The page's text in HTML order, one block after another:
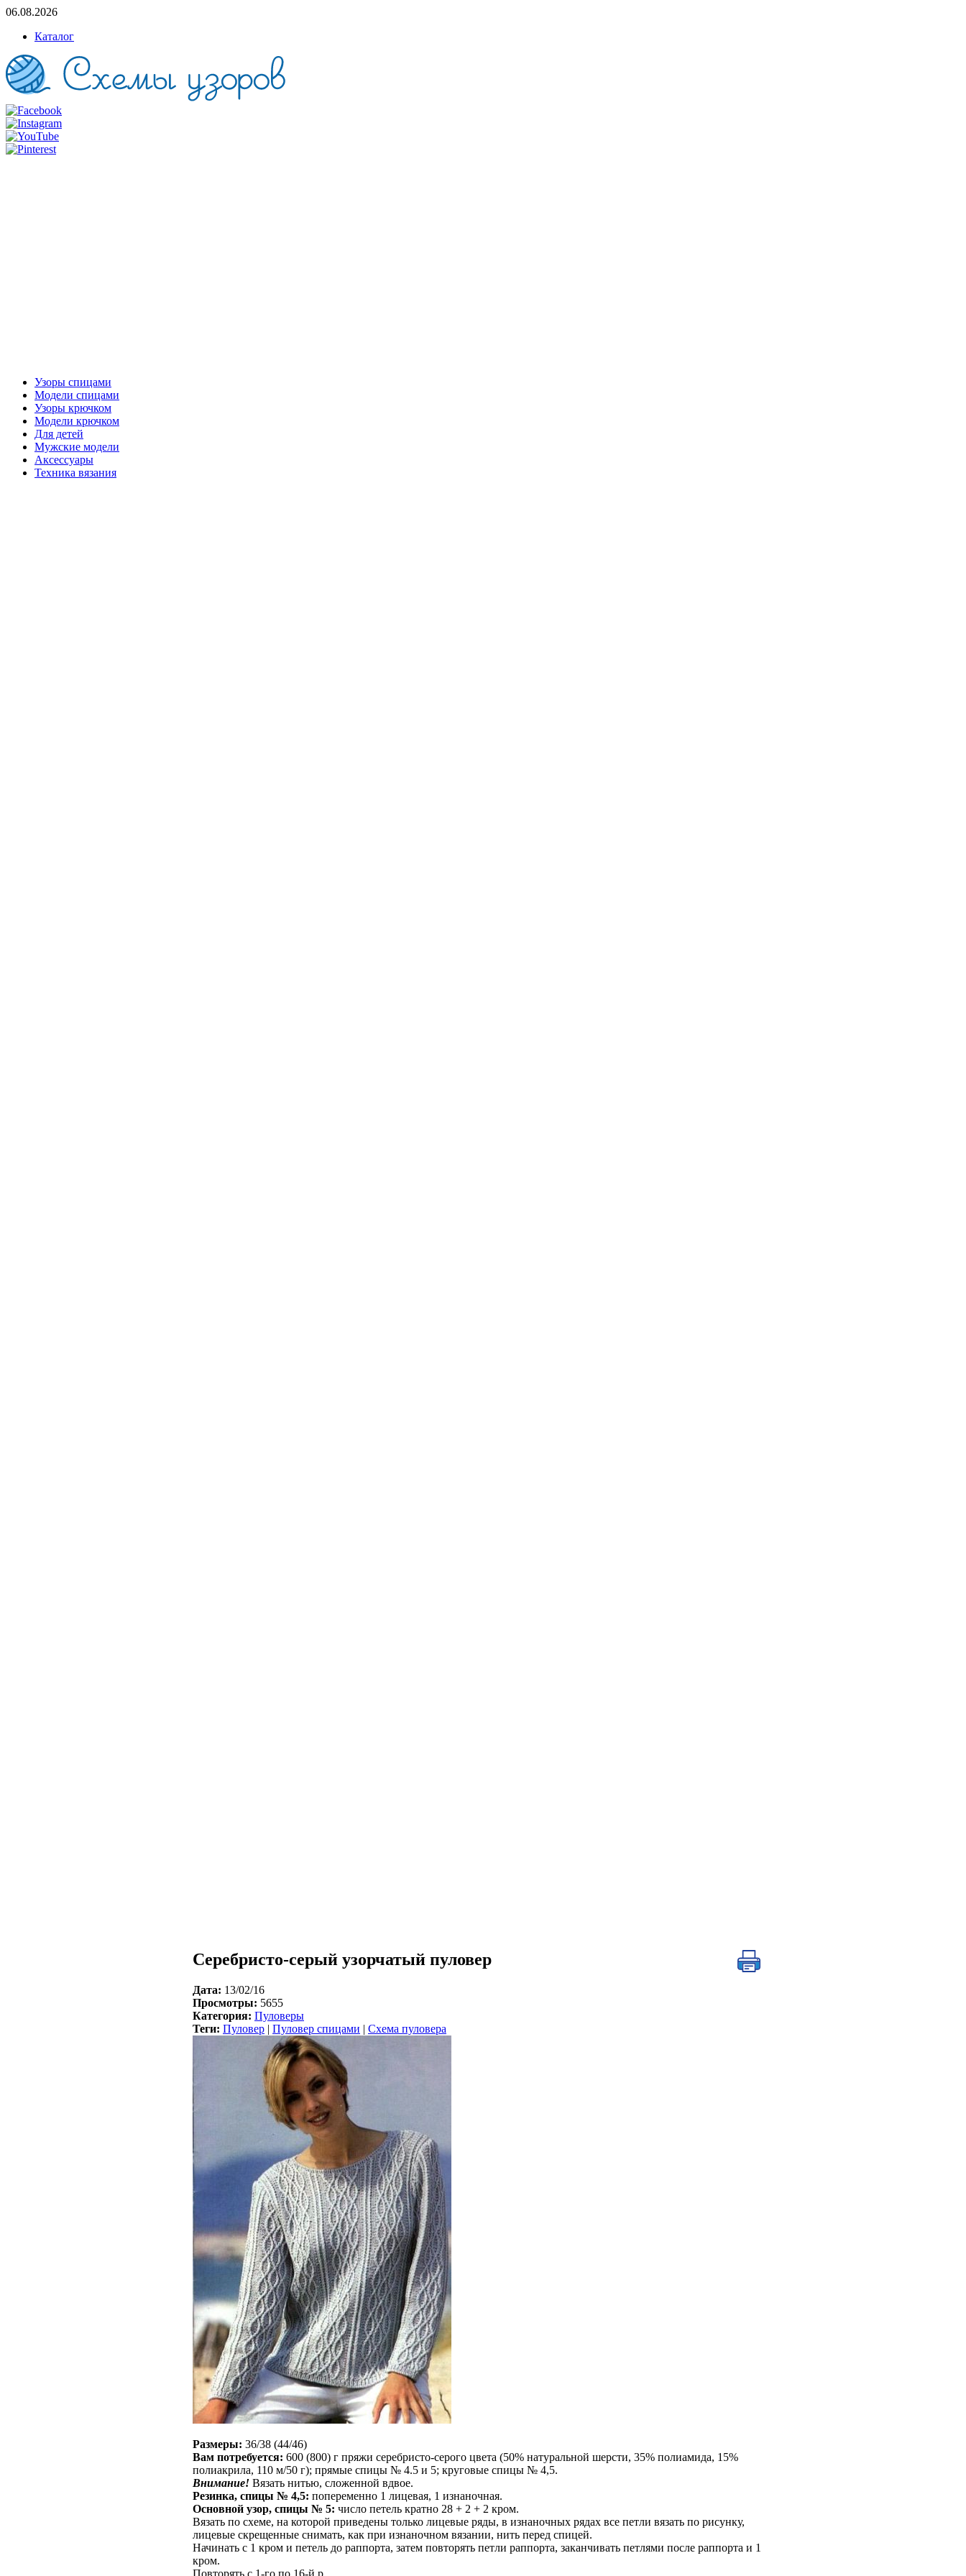
06.08.2026
Каталог
Узоры спицами
Модели спицами
Узоры крючком
Модели крючком
Для детей
Мужские модели
Аксессуары
Техника вязания
Серебристо-серый узорчатый пуловер
Дата: 13/02/16
Просмотры: 5655
Категория: Пуловеры
Теги: Пуловер | Пуловер спицами | Схема пуловера
Размеры: 36/38 (44/46)
Вам потребуется: 600 (800) г пряжи серебристо-серого цвета (50% натуральной шерсти, 35% полиамида, 15%
полиакрила, 110 м/50 г); прямые спицы № 4.5 и 5; круговые спицы № 4,5.
Внимание! Вязать нитью, сложенной вдвое.
Резинка, спицы № 4,5: попеременно 1 лицевая, 1 изнаночная.
Основной узор, спицы № 5: число петель кратно 28 + 2 + 2 кром.
Вязать по схеме, на которой приведены только лицевые ряды, в изнаночных рядах все петли вязать по рисунку,
лицевые скрещенные снимать, как при изнаночном вязании, нить перед спицей.
Начинать с 1 кром и петель до раппорта, затем повторять петли раппорта, заканчивать петлями после раппорта и 1
кром.
Повторять с 1-го по 16-й р.